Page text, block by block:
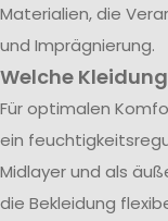
Materialien, die
und Imprägnierung.
Welche
Für optimalen
ein
Midlayer und als
die Bekleidung